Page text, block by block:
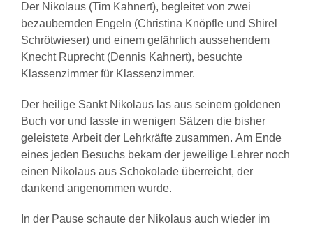
Der Nikolaus (Tim Kahnert), begleitet von zwei
bezaubernden Engeln (Christina Knöpfle und Shirel
Schrötwieser) und einem gefährlich aussehendem
Knecht Ruprecht (Dennis Kahnert), besuchte
Klassenzimmer für Klassenzimmer.
Der heilige Sankt Nikolaus las aus seinem goldenen
Buch vor und fasste in wenigen Sätzen die bisher
geleistete Arbeit der Lehrkräfte zusammen. Am Ende
eines jeden Besuchs bekam der jeweilige Lehrer noch
einen Nikolaus aus Schokolade überreicht, der
dankend angenommen wurde.
In der Pause schaute der Nikolaus auch wieder im